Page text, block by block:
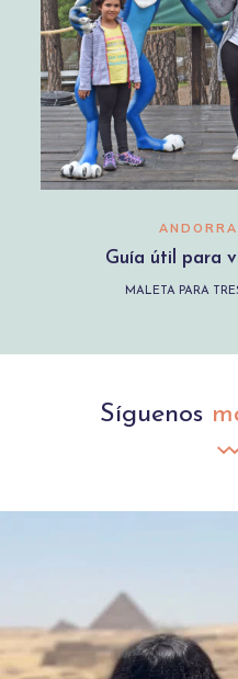
ANDORRA
Guía útil para
MALETA PARA
Síguenos